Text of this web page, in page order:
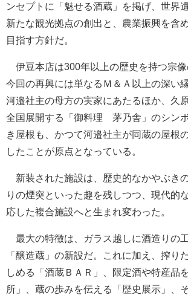
ンセプトに「魅せる酒蔵」を掲げ、世界
新たな観光拠点の創出と、農業振興を含
目指す方針だ。
伊豆本店は300年以上の歴史を持つ宗像
今回の再興には単なるＭ＆Ａ以上の深い
河邉社主の母方の実家にあたるほか、久
全国展開する「御料理 茅乃舎」のシン
き屋根も、かつて河邉社主が同蔵の屋根
したことが原点となっている。
新装された施設は、歴史的なかやぶき
りの煙突といった趣を残しつつ、現代的
応した複合施設へと生まれ変わった。
最大の特徴は、ガラス越しに酒造りの
「醸造蔵」の新設だ。これに加え、搾り
しめる「酒蔵ＢＡＲ」、限定酒や特産品
所」、蔵の歩みを伝える「歴史展示」、